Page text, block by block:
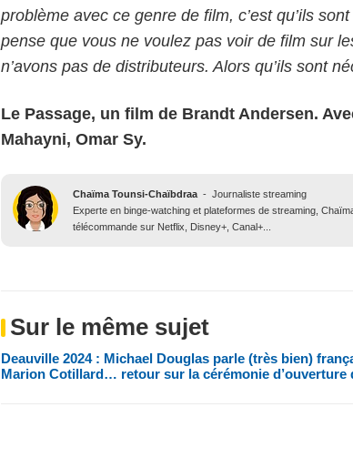
problème avec ce genre de film, c’est qu’ils
pense que vous ne voulez pas voir de film sur
n’avons pas de distributeurs. Alors qu’ils sont
Le Passage, un film de Brandt Andersen.
Mahayni, Omar Sy.
Chaïma Tounsi-Chaïbdraa - Journaliste streaming
Experte en binge-watching et plateformes de streaming,
télécommande sur Netflix, Disney+, Canal+...
Sur le même sujet
Deauville 2024 : Michael Douglas parle (très bien)
Marion Cotillard… retour sur la cérémonie d’ouverture